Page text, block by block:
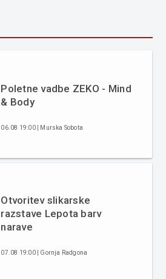
Poletne vadbe ZEKO - Mind
& Body
06.08 19:00 | Murska Sobota
Otvoritev slikarske
razstave Lepota barv
narave
07.08 19:00 | Gornja Radgona